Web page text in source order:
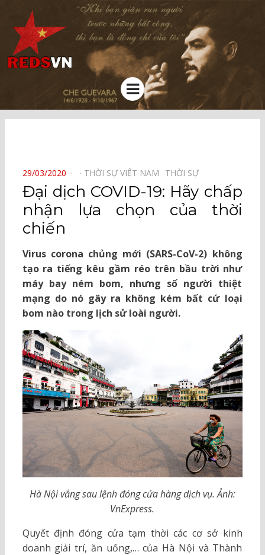
Kênh chia sẻ tri thức cộng đồng
Menu
POSTED
ON
29/03/2020 THỜI SỰ VIỆT NAM⠀ THỜI SỰ⠀
Đại dịch COVID-19: Hãy chấp
nhận lựa chọn của thời
chiến
Virus corona chủng mới (SARS-CoV-2) không
tạo ra tiếng kêu gầm réo trên bầu trời như
máy bay ném bom, nhưng số người thiệt
mạng do nó gây ra không kém bất cứ loại
bom nào trong lịch sử loài người.
Hà Nội vắng sau lệnh đóng cửa hàng dịch vụ. Ảnh:
VnExpress.
Quyết định đóng cửa tạm thời các cơ sở kinh
doanh giải trí, ăn uống,… của Hà Nội và Thành